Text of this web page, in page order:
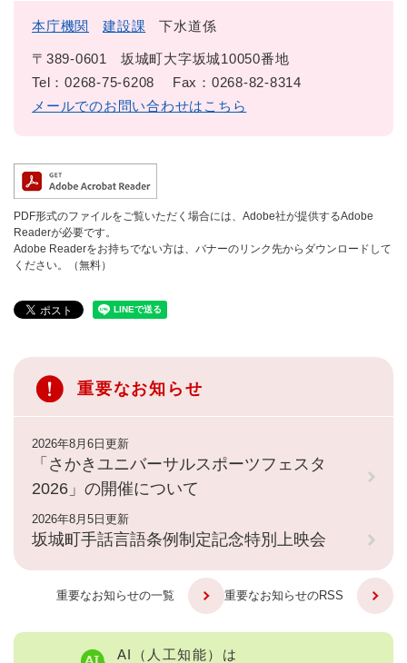
本庁機関 建設課 下水道係
〒389-0601
坂城町大字坂城10050番地
Tel：0268-75-6208
Fax：0268-82-8314
メールでのお問い合わせはこちら
PDF形式のファイルをご覧いただく場合には、Adobe社が提供するAdobe
Readerが必要です。
Adobe Readerをお持ちでない方は、バナーのリンク先からダウンロードして
ください。（無料）
重要なお知らせ
2026年8月6日更新
「さかきユニバーサルスポーツフェスタ
2026」の開催について
2026年8月5日更新
坂城町手話言語条例制定記念特別上映会
重要なお知らせの一覧 重要なお知らせのRSS
AI（人工知能）は